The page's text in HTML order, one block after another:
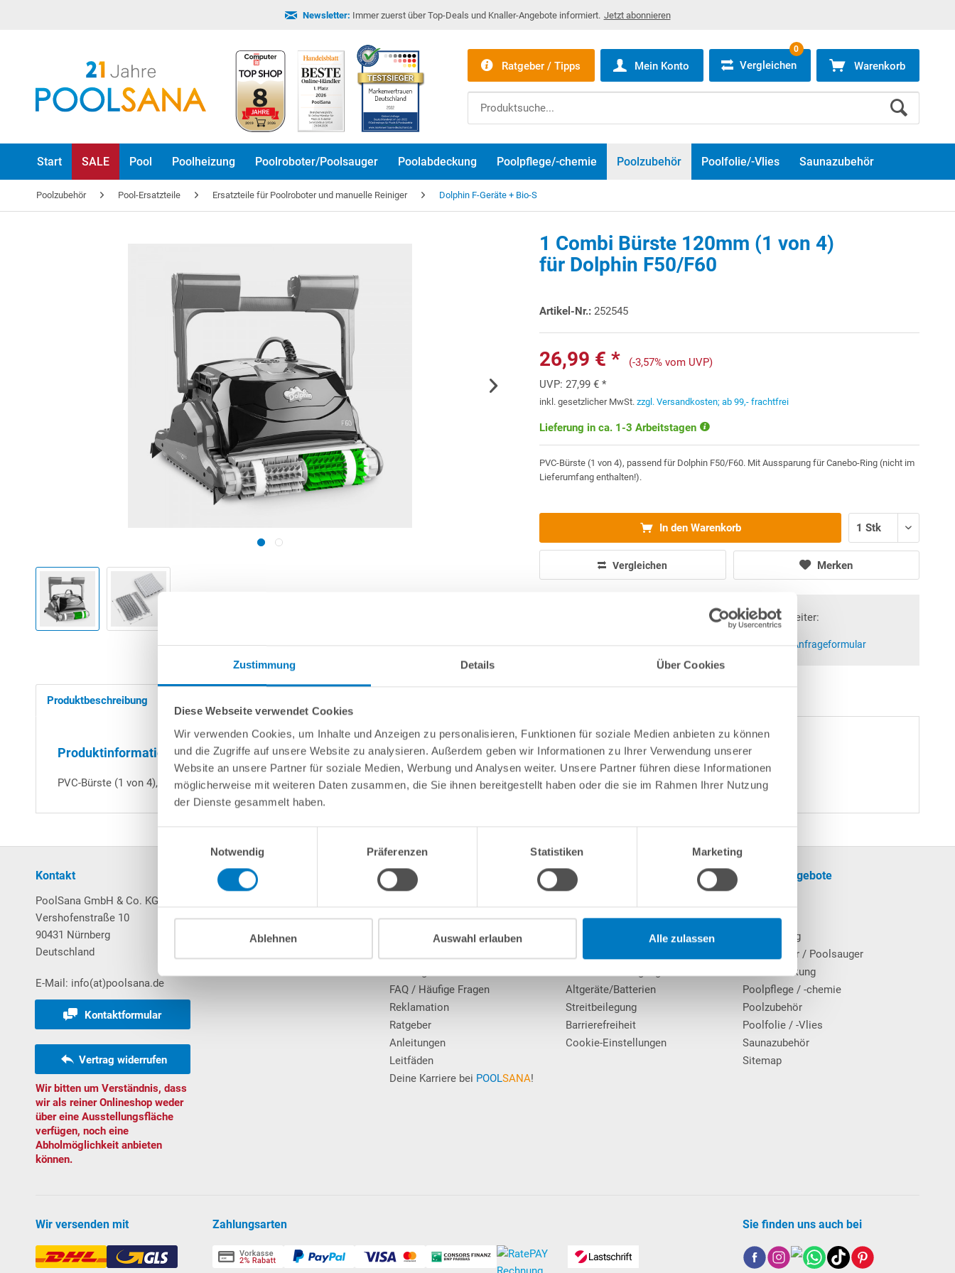
Zustimmung Details Über Cookies
Diese Webseite verwendet Cookies
Wir verwenden Cookies, um Inhalte und Anzeigen zu personalisieren, Funktionen für soziale Medien anbieten zu können
und die Zugriffe auf unsere Website zu analysieren. Außerdem geben wir Informationen zu Ihrer Verwendung unserer
Website an unsere Partner für soziale Medien, Werbung und Analysen weiter. Unsere Partner führen diese Informationen
möglicherweise mit weiteren Daten zusammen, die Sie ihnen bereitgestellt haben oder die sie im Rahmen Ihrer Nutzung
der Dienste gesammelt haben.
Notwendig
Präferenzen Statistiken Marketing
Ablehnen Auswahl erlauben Alle zulassen
Newsletter: Immer zuerst über Top-Deals und Knaller-Angebote informiert. Jetzt abonnieren
Ratgeber / Tipps Mein Konto Vergleichen
0
Warenkorb
Start SALE Pool Poolheizung Poolroboter/Poolsauger Poolabdeckung Poolpflege/-chemie Poolzubehör Poolfolie/-Vlies Saunazubehör
Poolzubehör Pool-Ersatzteile Ersatzteile für Poolroboter und manuelle Reiniger Dolphin F-Geräte + Bio-S
1 Combi Bürste 120mm (1 von 4)
für Dolphin F50/F60
Artikel-Nr.: 252545
26,99 € *
(-3,57% vom UVP)
UVP:27,99 € *
inkl. gesetzlicher MwSt.zzgl. Versandkosten; ab 99,- frachtfrei
Lieferung in ca. 1-3 Arbeitstagen
PVC-Bürste (1 von 4), passend für Dolphin F50/F60. Mit Aussparung für Canebo-Ring (nicht im
Lieferumfang enthalten!).
In den Warenkorb
Vergleichen Merken
Fragen? Wir helfen Ihnen gerne weiter:
Anfrageformular
Produktbeschreibung
Produktinformationen "1 Combi Bürste 120mm (1 von 4) für Dolphin F50/F60"
PVC-Bürste (1 von 4), passend für Dolphin F50/F60. Mit Aussparung für Canebo-Ring (nicht im Lieferumfang enthalten!).
Kontakt
PoolSana GmbH & Co. KG
Vershofenstraße 10
90431 Nürnberg
Deutschland
E-Mail: info(at)poolsana.de
Kontaktformular
Vertrag widerrufen
Wir bitten um Verständnis, dass
wir als reiner Onlineshop weder
über eine Ausstellungsfläche
verfügen, noch eine
Abholmöglichkeit anbieten
können.
Mein Konto
Merkzettel
Warenkorb
Kundeninformationen
Firmengeschichte
Das POOLSANA-Team
FAQ / Häufige Fragen
Reklamation
Ratgeber
Anleitungen
Leitfäden
Deine Karriere bei POOLSANA!
Rechtliche Informationen
AGB / Verbraucherinformationen
Altgeräte/Batterien
Streitbeilegung
Barrierefreiheit
Cookie-Einstellungen
Unsere Angebote
Pool
Poolheizung
Poolroboter / Poolsauger
Poolabdeckung
Poolpflege / -chemie
Poolzubehör
Poolfolie / -Vlies
Saunazubehör
Sitemap
Wir versenden mit Zahlungsarten Sie finden uns auch bei